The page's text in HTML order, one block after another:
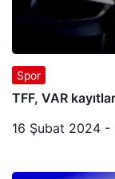
Spor
TFF, VAR
16 Şubat 2024 -